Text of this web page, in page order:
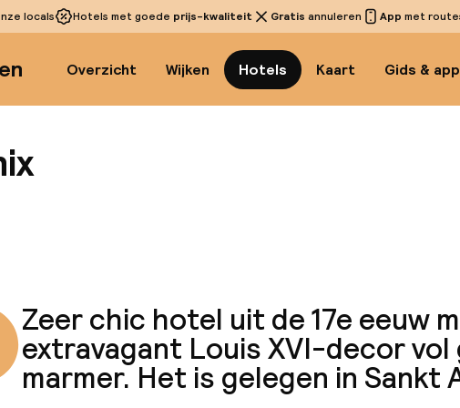
locals Hotels met goede prijs-kwaliteit Gratis annuleren App met
Overzicht Wijken Hotels Kaart Gids & app
Zeer chic hotel uit de 17e eeuw
extravagant Louis XVI-decor vol
marmer. Het is gelegen in Sankt